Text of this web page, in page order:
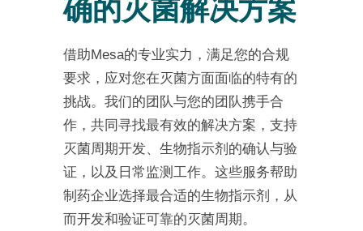
确的灭菌解决方案
借助Mesa的专业实力，满足您的合规
要求，应对您在灭菌方面面临的特有的
挑战。我们的团队与您的团队携手合
作，共同寻找最有效的解决方案，支持
灭菌周期开发、生物指示剂的确认与验
证，以及日常监测工作。这些服务帮助
制药企业选择最合适的生物指示剂，从
而开发和验证可靠的灭菌周期。